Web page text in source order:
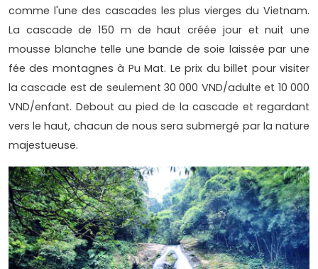
comme l'une des cascades les plus vierges du Vietnam.
La cascade de 150 m de haut créée jour et nuit une
mousse blanche telle une bande de soie laissée par une
fée des montagnes à Pu Mat. Le prix du billet pour visiter
la cascade est de seulement 30 000 VND/adulte et 10 000
VND/enfant. Debout au pied de la cascade et regardant
vers le haut, chacun de nous sera submergé par la nature
majestueuse.